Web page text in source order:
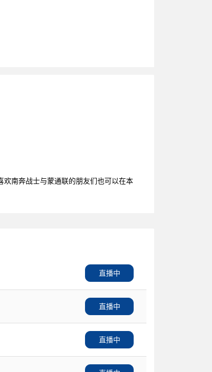
南奔战士与蒙通联的朋友们也可以在本
直播中
直播中
直播中